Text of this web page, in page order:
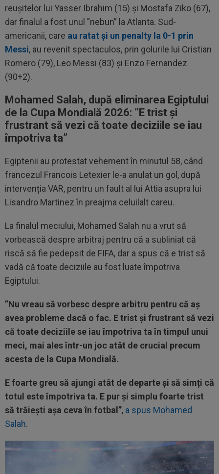
reușitelor lui Yasser Ibrahim (15) și Mostafa Ziko (67),
dar finalul a fost unul ”nebun” la Atlanta. Sud-
americanii, care au ratat şi un penalty la 0-1 prin
Messi, au revenit spectaculos, prin golurile lui Cristian
Romero (79), Leo Messi (83) și Enzo Fernandez
(90+2).
Mohamed Salah, după eliminarea Egiptului
de la Cupa Mondială 2026: ”E trist și
frustrant să vezi că toate deciziile se iau
împotriva ta”
Egiptenii au protestat vehement în minutul 58, când
francezul Francois Letexier le-a anulat un gol, după
intervenția VAR, pentru un fault al lui Attia asupra lui
Lisandro Martinez în preajma celuilalt careu.
La finalul meciului, Mohamed Salah nu a vrut să
vorbească despre arbitraj pentru că a subliniat că
riscă să fie pedepsit de FIFA, dar a spus că e trist să
vadă că toate deciziile au fost luate împotriva
Egiptului.
”Nu vreau să vorbesc despre arbitru pentru că aș
avea probleme dacă o fac. E trist și frustrant să vezi
că toate deciziile se iau împotriva ta în timpul unui
meci, mai ales într-un joc atât de crucial precum
acesta de la Cupa Mondială.
E foarte greu să ajungi atât de departe și să simți că
totul este împotriva ta. E pur și simplu foarte trist
să trăiești așa ceva în fotbal”, a spus Mohamed
Salah.